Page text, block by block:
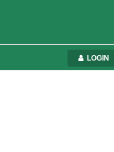
LOGIN